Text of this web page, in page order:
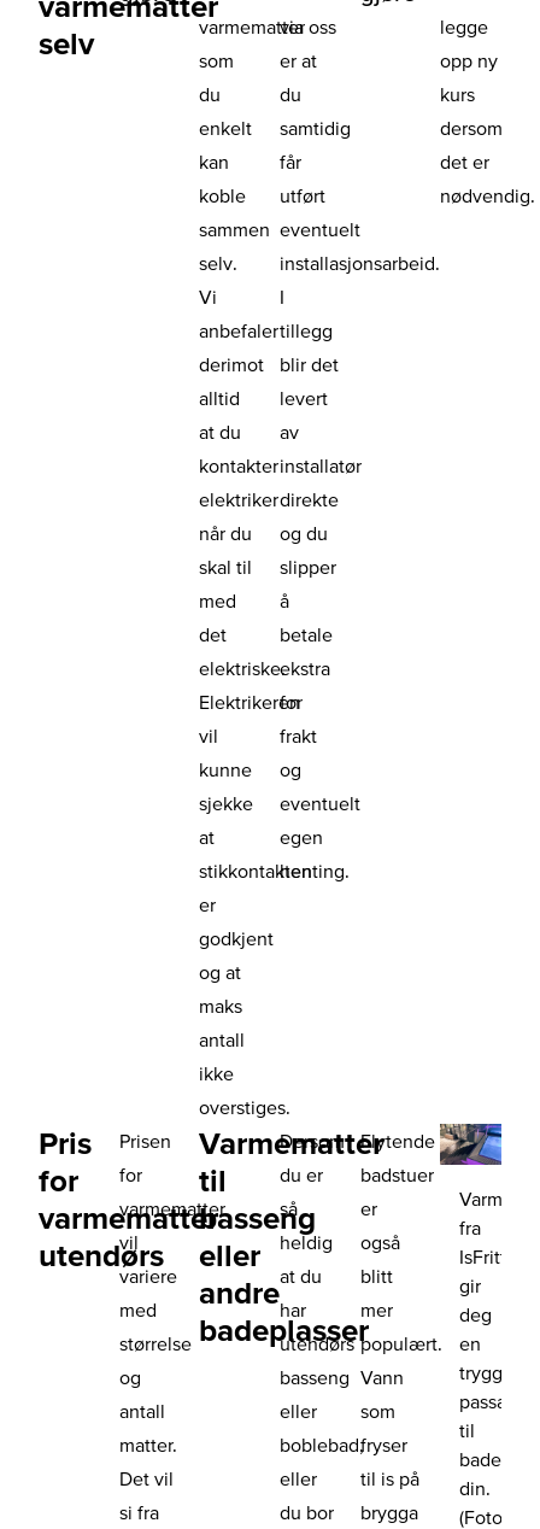
selv
varmematter
som
du
enkelt
kan
koble
sammen
selv.
Vi
anbefaler
derimot
alltid
at du
kontakter
elektriker
når du
skal til
med
det
elektriske.
Elektrikeren
vil
kunne
sjekke
at
stikkontakten
er
godkjent
og at
maks
antall
ikke
overstiges.
via oss
er at
du
samtidig
får
utført
eventuelt
installasjonsarbeid.
I
tillegg
blir det
levert
av
installatør
direkte
og du
slipper
å
betale
ekstra
for
frakt
og
eventuelt
egen
henting.
legge
opp ny
kurs
dersom
det er
nødvendig.
Pris
for
varmematter
utendørs
Prisen
for
varmematter
vil
variere
med
størrelse
og
antall
matter.
Det vil
si fra
Varmematter
til
basseng
eller
andre
badeplasser
Dersom
du er
så
heldig
at du
har
utendørs
basseng
eller
boblebad,
eller
du bor
Flytende
badstuer
er
også
blitt
mer
populært.
Vann
som
fryser
til is på
brygga
fra
IsFritt
gir
deg
en
trygg
passasje
til
din.
(Foto: